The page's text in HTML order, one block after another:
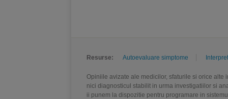
Resurse: Autoevaluare simptome
Opiniile avizate ale medicilor, sfaturile si orice
nici diagnosticul stabilit in urma investigatiilor si
ii punem la dispozitie pentru programare in